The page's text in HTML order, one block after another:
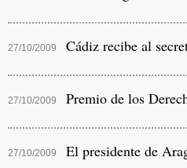
27/10/2009 Cádiz recibe al
27/10/2009 Premio de los
27/10/2009 El presidente de